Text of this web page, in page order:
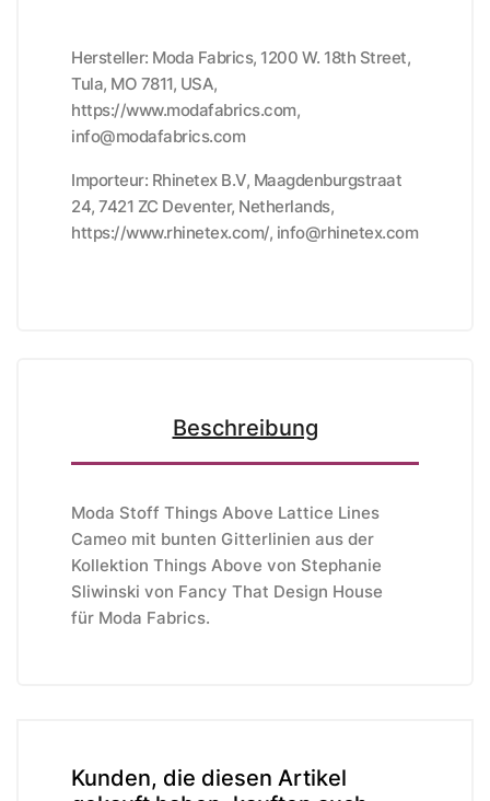
Hersteller: Moda Fabrics, 1200 W. 18th Street,
Tula, MO 7811, USA,
https://www.modafabrics.com,
info@modafabrics.com
Importeur: Rhinetex B.V, Maagdenburgstraat
24, 7421 ZC Deventer, Netherlands,
https://www.rhinetex.com/, info@rhinetex.com
Beschreibung
Moda Stoff Things Above Lattice Lines
Cameo mit bunten Gitterlinien aus der
Kollektion Things Above von Stephanie
Sliwinski von Fancy That Design House
für Moda Fabrics.
Kunden, die diesen Artikel